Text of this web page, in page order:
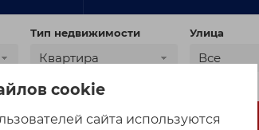
cookie
сайта используются
Тип недвижимости
Квартира
Улица
Все